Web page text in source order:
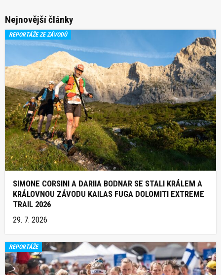
Nejnovější články
REPORTÁŽE ZE ZÁVODŮ
SIMONE CORSINI A DARIIA BODNAR SE STALI KRÁLEM A
KRÁLOVNOU ZÁVODU KAILAS FUGA DOLOMITI EXTREME
TRAIL 2026
29. 7. 2026
REPORTÁŽE